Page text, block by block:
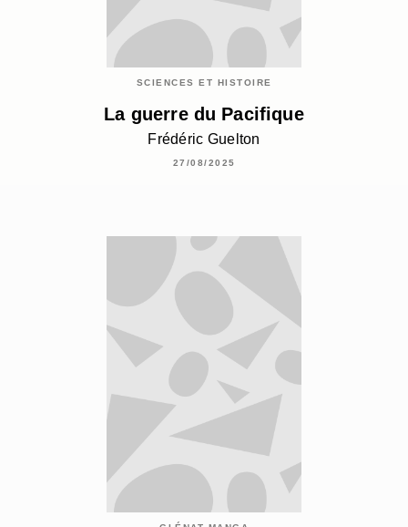
SCIENCES ET HISTOIRE
La guerre du Pacifique
Frédéric Guelton
27/08/2025